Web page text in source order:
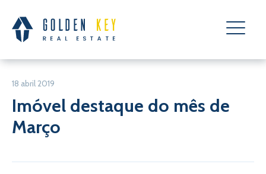
18 abril 2019
Imóvel destaque do mês de
Março